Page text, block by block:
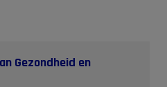
Gezondheid en